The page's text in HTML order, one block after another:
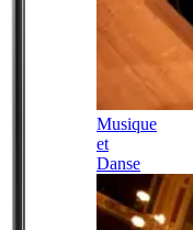
Musique
et
Danse